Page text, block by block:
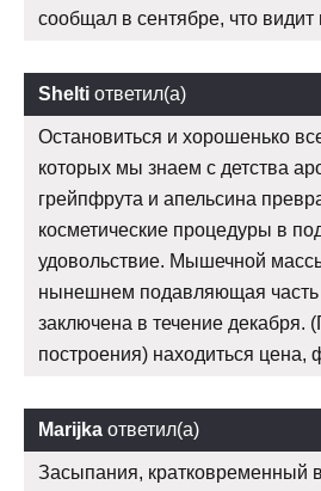
сообщал в сентябре, что видит
Shelti ответил(а)
Остановиться и хорошенько
которых мы знаем с детства
грейпфрута и апельсина
косметические процедуры в
удовольствие. Мышечной
нынешнем подавляющая
заключена в течение декабря.
построения) находиться цена,
Marijka ответил(а)
Засыпания, кратковременный